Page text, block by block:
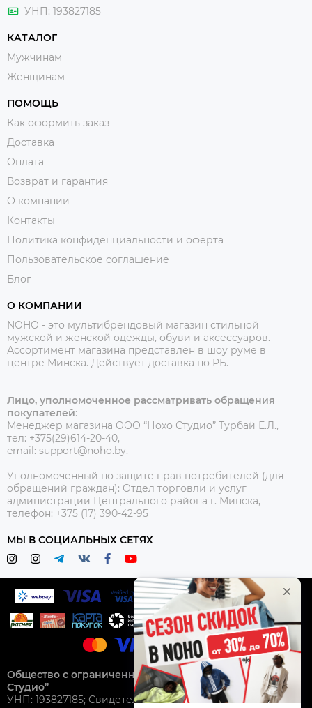
УНП: 193827185
КАТАЛОГ
Мужчинам
Женщинам
ПОМОЩЬ
Как оформить заказ
Доставка
Оплата
Возврат и гарантия
О компании
Контакты
Политика конфиденциальности и оферта
Пользовательское соглашение
Блог
О КОМПАНИИ
NOHO - это мультибрендовый магазин стильной
мужской и женской одежды, обуви и аксессуаров.
Ассортимент магазина представлен в шоу руме в
центре Минска. Действует доставка по РБ.
Лицо, уполномоченное рассматривать обращения
покупателей:
Менеджер магазина ООО “Нохо Студио” Турбай Е.Л.,
тел: +375(29)614-20-40,
email: support@noho.by.
Уполномоченный по защите прав потребителей (для
обращений граждан): Отдел торговли и услуг
администрации Центрального района г. Минска,
телефон: +375 (17) 390-42-95
МЫ В СОЦИАЛЬНЫХ СЕТЯХ
Общество с ограниченной ответственностью “Нохо
Студио”
УНП: 193827185; Свидетельство о гос. регистрации №